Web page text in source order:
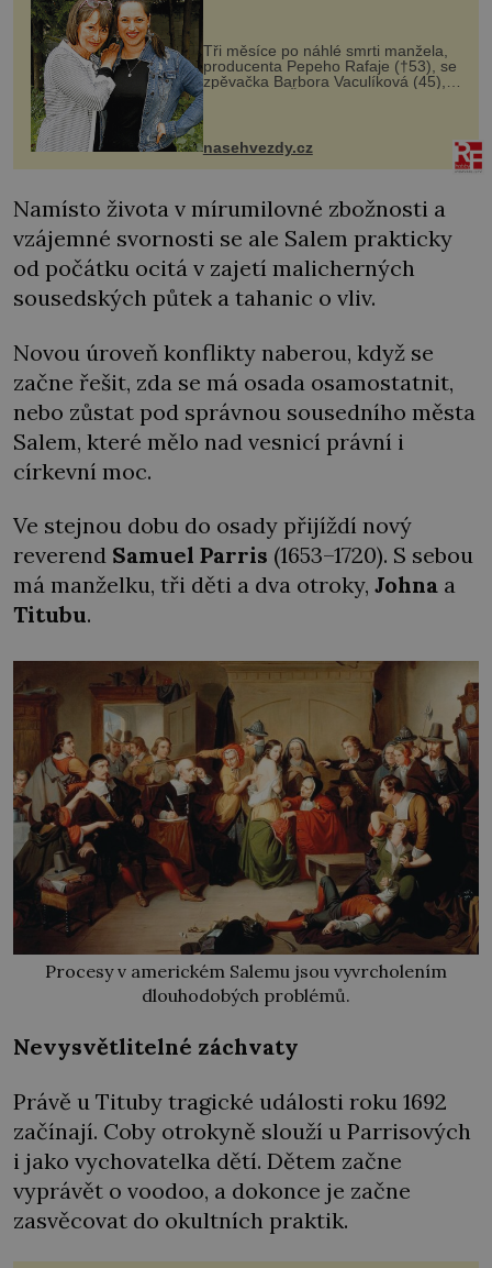
Tři měsíce po náhlé smrti manžela,
producenta Pepeho Rafaje (†53), se
zpěvačka Barbora Vaculíková (45),
dcera Petry Černocké (75), poprvé
ozvala veřejnosti. Na sociální síti
sdílela, že se snaží fung...
nasehvezdy.cz
Namísto života v mírumilovné zbožnosti a
vzájemné svornosti se ale Salem prakticky
od počátku ocitá v zajetí malicherných
sousedských půtek a tahanic o vliv.
Novou úroveň konflikty naberou, když se
začne řešit, zda se má osada osamostatnit,
nebo zůstat pod správnou sousedního města
Salem, které mělo nad vesnicí právní i
církevní moc.
Ve stejnou dobu do osady přijíždí nový
reverend Samuel Parris (1653–1720). S sebou
má manželku, tři děti a dva otroky, Johna a
Titubu.
Procesy v americkém Salemu jsou vyvrcholením
dlouhodobých problémů.
Nevysvětlitelné záchvaty
Právě u Tituby tragické události roku 1692
začínají. Coby otrokyně slouží u Parrisových
i jako vychovatelka dětí. Dětem začne
vyprávět o voodoo, a dokonce je začne
zasvěcovat do okultních praktik.